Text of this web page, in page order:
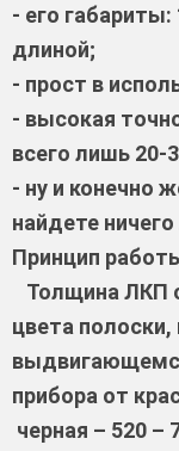
- его
длиной;
- прост в
- высокая
всего лишь 20-
- ну и конечно
найдете
Принцип
Толщина ЛКП
цвета полоски,
прибора от
черная – 520 –